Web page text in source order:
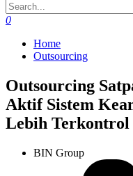
0
Home
Outsourcing
Outsourcing
Aktif Sistem
Lebih Terkontrol
BIN Group